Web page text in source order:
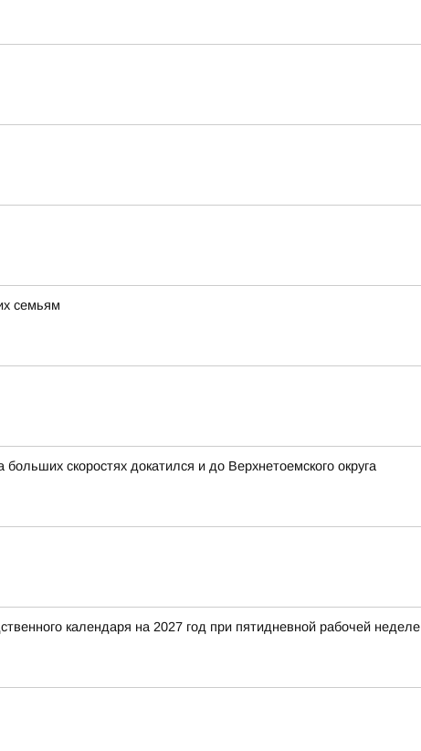
семьям
скоростях докатился и до Верхнетоемского округа
календаря на 2027 год при пятидневной рабочей неделе